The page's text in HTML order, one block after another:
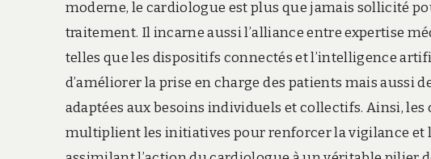
moderne, le cardiologue est plus que jamais sollicité
traitement. Il incarne aussi l’alliance entre expertise
telles que les dispositifs connectés et l’intelligence
d’améliorer la prise en charge des patients mais aussi
adaptées aux besoins individuels et collectifs. Ainsi,
multiplient les initiatives pour renforcer la vigilance et